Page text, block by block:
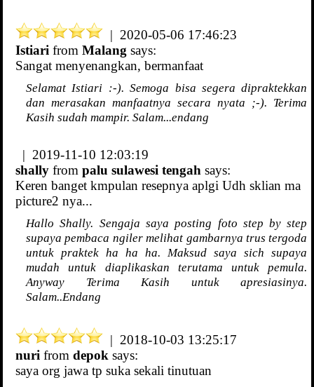
| 2020-05-06 17:46:23
Istiari from Malang says:
Sangat menyenangkan, bermanfaat
Selamat Istiari :-). Semoga bisa segera dipraktekkan
dan merasakan manfaatnya secara nyata ;-). Terima
Kasih sudah mampir. Salam...endang
| 2019-11-10 12:03:19
shally from palu sulawesi tengah says:
Keren banget kmpulan resepnya aplgi Udh sklian ma
picture2 nya...
Hallo Shally. Sengaja saya posting foto step by step
supaya pembaca ngiler melihat gambarnya trus tergoda
untuk praktek ha ha ha. Maksud saya sich supaya
mudah untuk diaplikaskan terutama untuk pemula.
Anyway Terima Kasih untuk apresiasinya.
Salam..Endang
| 2018-10-03 13:25:17
nuri from depok says:
saya org jawa tp suka sekali tinutuan